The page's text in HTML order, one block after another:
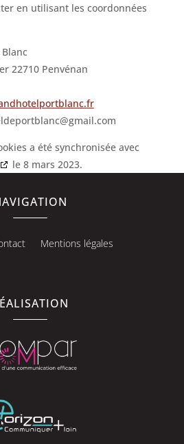
en utilisant les coordonnées
22710 Penvénan
gmail.com
a été synchronisée avec
le 8 mars 2023.
Mentions légales